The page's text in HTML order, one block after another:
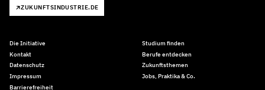
ZUKUNFTSINDUSTRIE.DE
Die Initiative
Kontakt
Datenschutz
Impressum
Barrierefreiheit
Studium finden
Berufe entdecken
Zukunftsthemen
Jobs, Praktika & Co.